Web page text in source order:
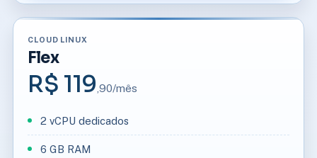
CLOUD LINUX
Flex
R$ 119 ,90/mês
2 vCPU dedicados
6 GB RAM